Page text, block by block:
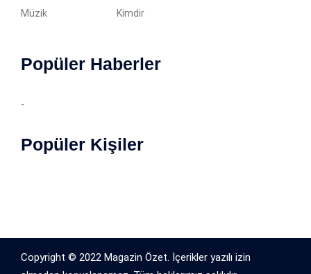
Müzik Kimdir
Popüler Haberler
-
Popüler Kişiler
Copyright © 2022 Magazin Özet. İçerikler yazılı izin